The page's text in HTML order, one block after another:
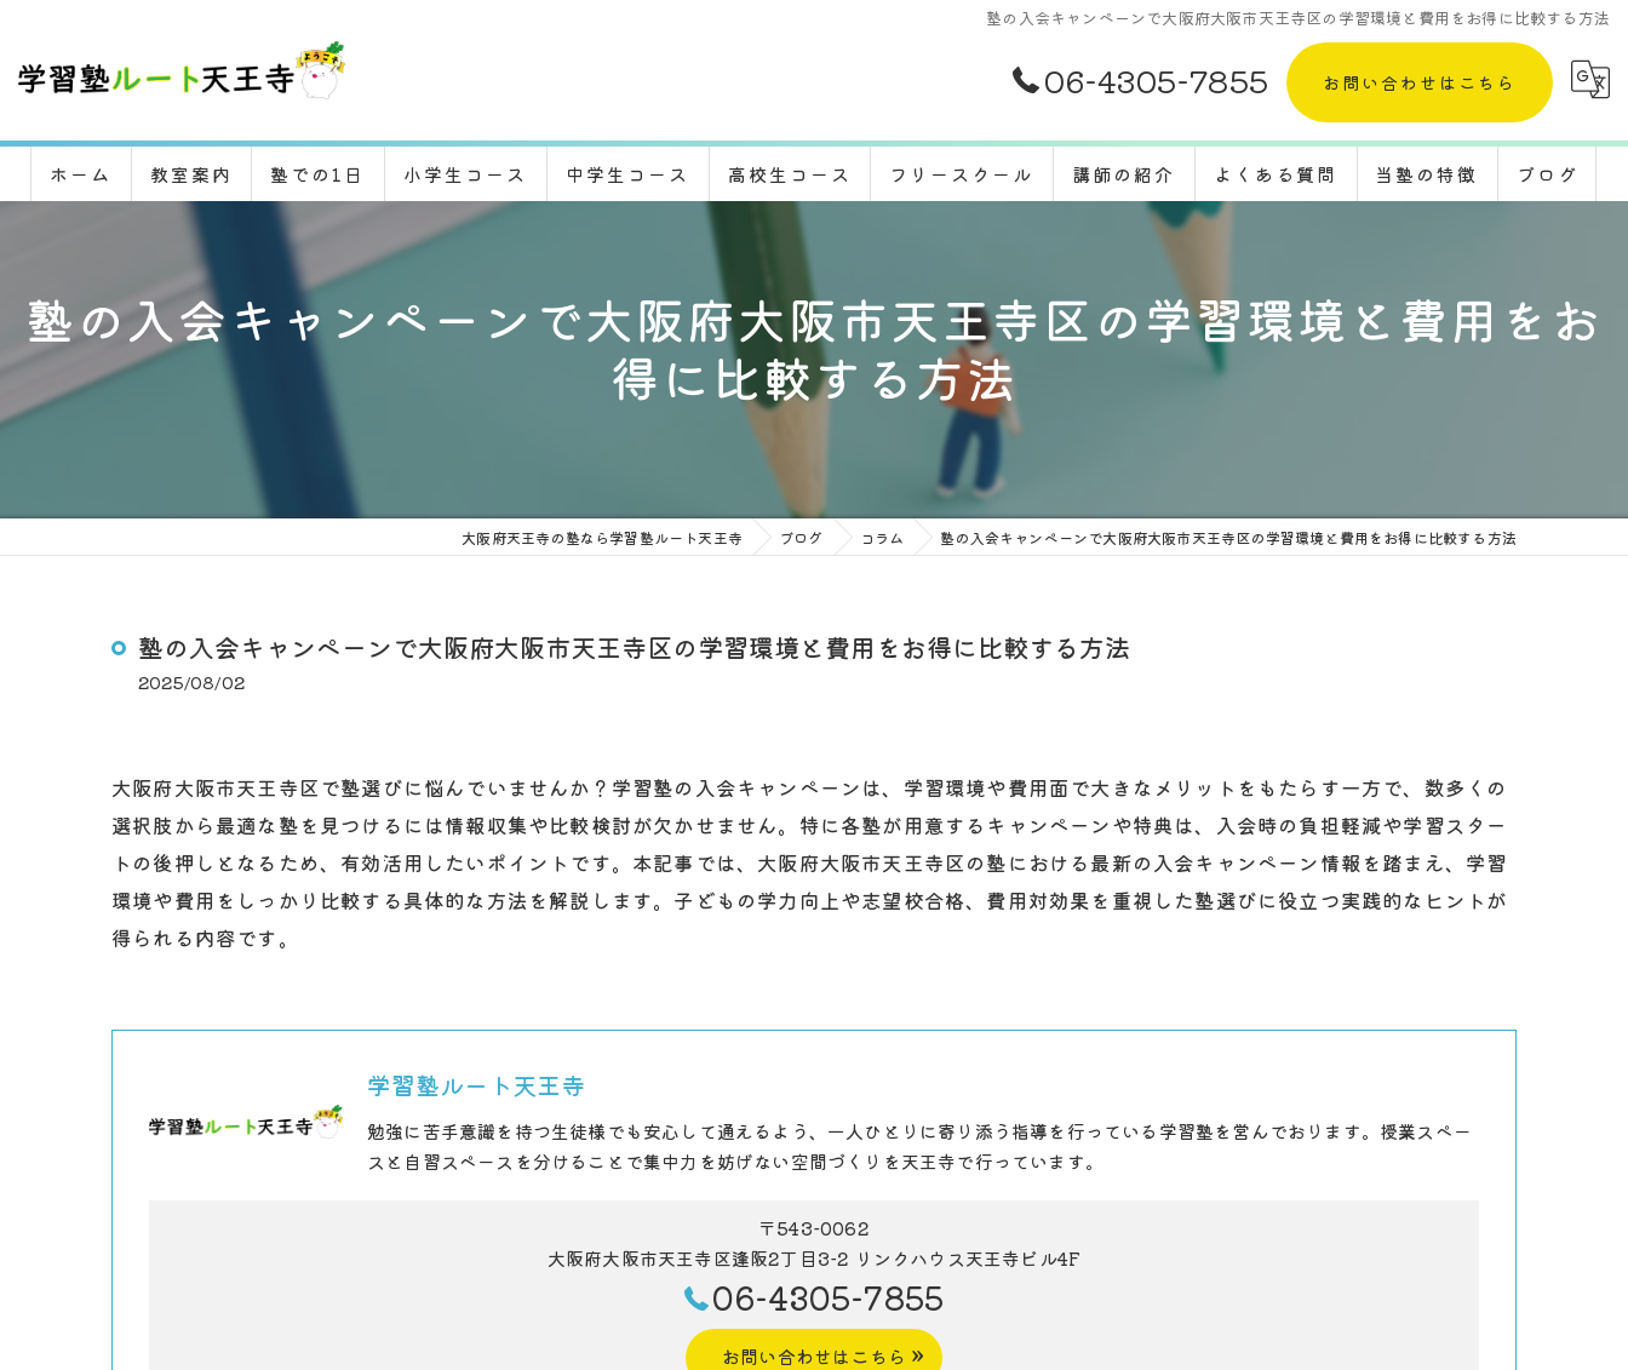
塾の入会キャンペーンで大阪府大阪市天王寺区の学習環境と費用をお得に比較する方法
06-4305-7855 お問い合わせはこちら
ホーム 教室案内 塾での1日 小学生コース 中学生コース 高校生コース フリースクール 講師の紹介 よくある質問 当塾の特徴
定期テスト
ブログ
塾の入会キャンペーンで大阪府大阪市天王寺区の学習環境と費用をお
得に比較する方法
大阪府天王寺の塾なら学習塾ルート天王寺 ブログ コラム 塾の入会キャンペーンで大阪府大阪市天王寺区の学習環境と費用をお得に比較する方法
塾の入会キャンペーンで大阪府大阪市天王寺区の学習環境と費用をお得に比較する方法
2025/08/02
大阪府大阪市天王寺区で塾選びに悩んでいませんか？学習塾の入会キャンペーンは、学習環境や費用面で大きなメリットをもたらす一方で、数多くの
選択肢から最適な塾を見つけるには情報収集や比較検討が欠かせません。特に各塾が用意するキャンペーンや特典は、入会時の負担軽減や学習スター
トの後押しとなるため、有効活用したいポイントです。本記事では、大阪府大阪市天王寺区の塾における最新の入会キャンペーン情報を踏まえ、学習
環境や費用をしっかり比較する具体的な方法を解説します。子どもの学力向上や志望校合格、費用対効果を重視した塾選びに役立つ実践的なヒントが
得られる内容です。
学習塾ルート天王寺
勉強に苦手意識を持つ生徒様でも安心して通えるよう、一人ひとりに寄り添う指導を行っている学習塾を営んでおります。授業スペー
スと自習スペースを分けることで集中力を妨げない空間づくりを天王寺で行っています。
〒543-0062
大阪府大阪市天王寺区逢阪2丁目3-2 リンクハウス天王寺ビル4F
06-4305-7855
お問い合わせはこちら